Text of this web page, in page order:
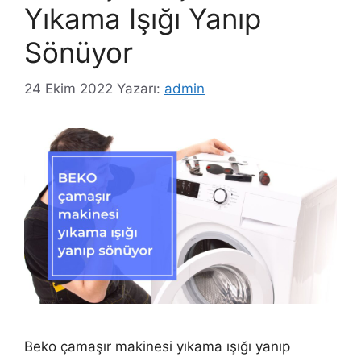
Yıkama Işığı Yanıp
Sönüyor
24 Ekim 2022 Yazarı: admin
Beko çamaşır makinesi yıkama ışığı yanıp